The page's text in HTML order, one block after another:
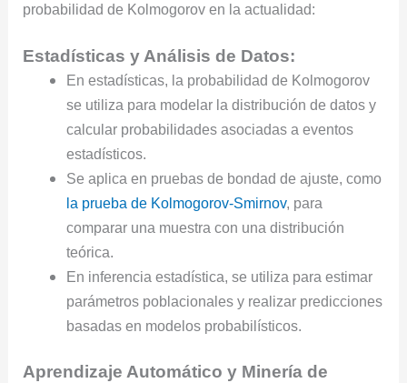
probabilidad de Kolmogorov en la actualidad:
Estadísticas y Análisis de Datos:
En estadísticas, la probabilidad de Kolmogorov
se utiliza para modelar la distribución de datos y
calcular probabilidades asociadas a eventos
estadísticos.
Se aplica en pruebas de bondad de ajuste, como
la prueba de Kolmogorov-Smirnov, para
comparar una muestra con una distribución
teórica.
En inferencia estadística, se utiliza para estimar
parámetros poblacionales y realizar predicciones
basadas en modelos probabilísticos.
Aprendizaje Automático y Minería de